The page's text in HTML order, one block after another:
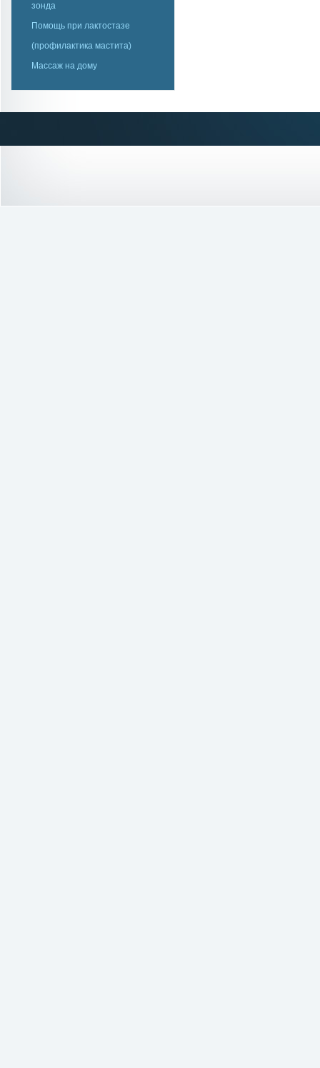
зонда
Помощь при лактостазе
(профилактика мастита)
Массаж на дому